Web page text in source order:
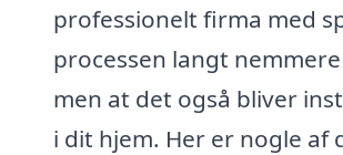
professionelt firma med
processen langt
men at det også bliver
i dit hjem. Her er nogle af